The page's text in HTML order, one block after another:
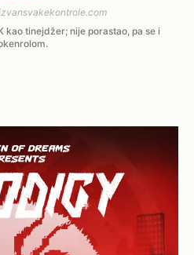
kao tinejdžer; nije porastao, pa se i